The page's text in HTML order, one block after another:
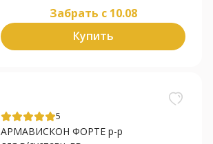
Забрать c 10.08
Купить
5
АРМАВИСКОН ФОРТЕ р-р